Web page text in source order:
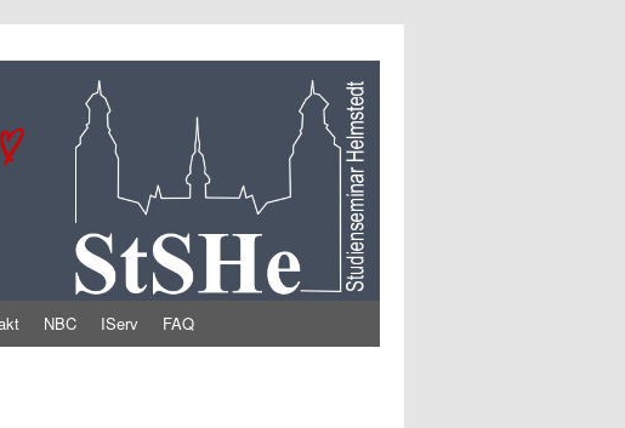
NBC IServ FAQ